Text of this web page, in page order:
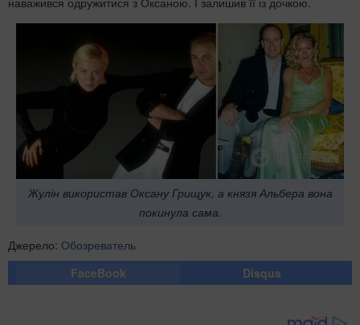
Жулін використав Оксану Грищук, а князя Альбера вона
покинула сама.
Джерело: Обозреватель
FaceBook
Disqus